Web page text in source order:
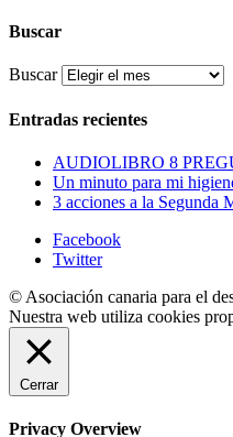
Buscar
Buscar
Entradas recientes
AUDIOLIBRO 8
Un minuto para mi
3 acciones a la Segunda
Facebook
Twitter
© Asociación canaria para el
Nuestra web utiliza cookies
Cerrar
Privacy Overview